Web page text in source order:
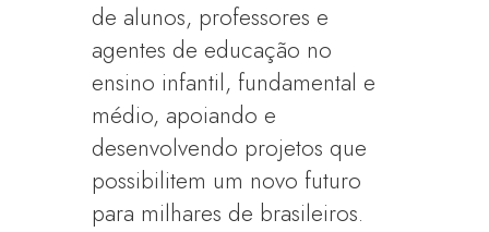
de alunos, professores e
agentes de educação no
ensino infantil, fundamental e
médio, apoiando e
desenvolvendo projetos que
possibilitem um novo futuro
para milhares de brasileiros.